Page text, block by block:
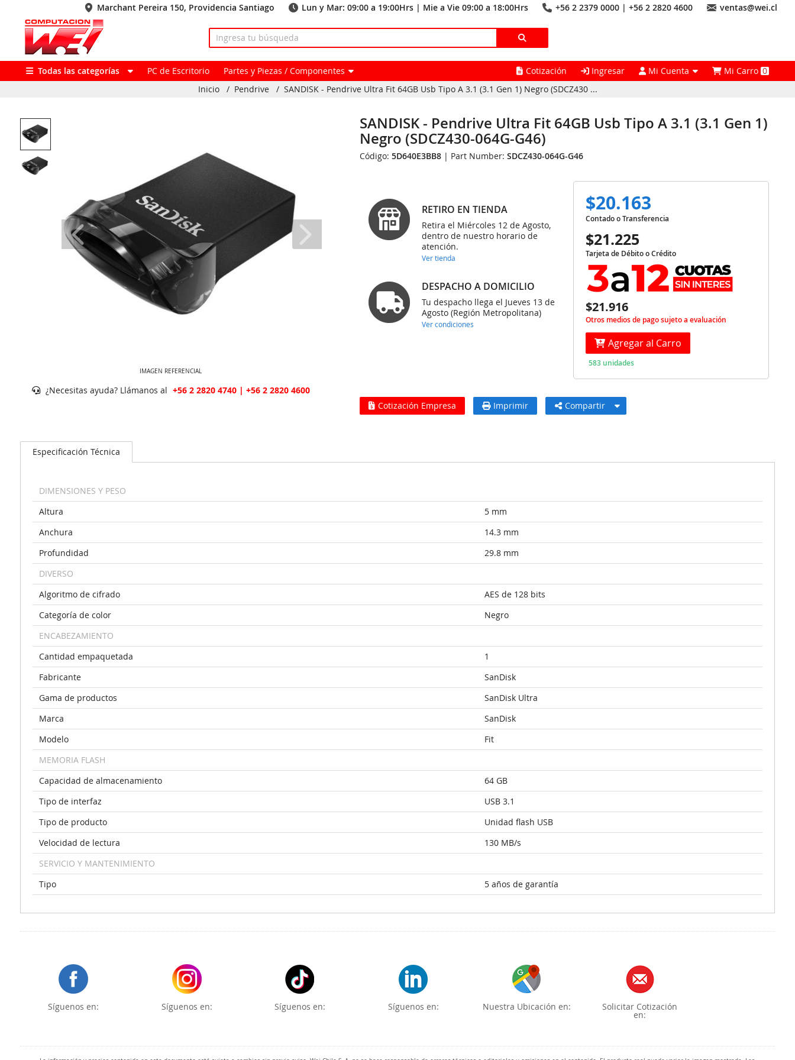
Marchant Pereira 150, Providencia Santiago Lun y Mar: 09:00 a 19:00Hrs | Mie a Vie 09:00 a 18:00Hrs +56 2 2379 0000 | +56 2 2820 4600 ventas@wei.cl
Todas las categorías PC de Escritorio Partes y Piezas / Componentes Cotización Ingresar Mi Cuenta Mi Carro0
Inicio
/ Pendrive / SANDISK - Pendrive Ultra Fit 64GB Usb Tipo A 3.1 (3.1 Gen 1) Negro (SDCZ430 ...
IMAGEN REFERENCIAL
¿Necesitas ayuda? Llámanos al +56 2 2820 4740 | +56 2 2820 4600
SANDISK - Pendrive Ultra Fit 64GB Usb Tipo A 3.1 (3.1 Gen 1)
Negro (SDCZ430-064G-G46)
Código:5D640E3BB8 | Part Number:SDCZ430-064G-G46
RETIRO EN TIENDA
Retira el Miércoles 12 de Agosto,
dentro de nuestro horario de
atención.
Ver tienda
DESPACHO A DOMICILIO
Tu despacho llega el Jueves 13 de
Agosto (Región Metropolitana)
Ver condiciones
$20.163
Contado o Transferencia
$21.225
Tarjeta de Débito o Crédito
$21.916
Otros medios de pago sujeto a evaluación
Agregar al Carro
583 unidades
Cotización Empresa Imprimir Compartir
Especificación Técnica
DIMENSIONES Y PESO
Altura
5 mm
Anchura
14.3 mm
Profundidad
29.8 mm
DIVERSO
Algoritmo de cifrado
AES de 128 bits
Categoría de color
Negro
ENCABEZAMIENTO
Cantidad empaquetada
1
Fabricante
SanDisk
Gama de productos
SanDisk Ultra
Marca
SanDisk
Modelo
Fit
MEMORIA FLASH
Capacidad de almacenamiento
64 GB
Tipo de interfaz
USB 3.1
Tipo de producto
Unidad flash USB
Velocidad de lectura
130 MB/s
SERVICIO Y MANTENIMIENTO
Tipo
5 años de garantía
Síguenos en: Síguenos en: Síguenos en: Síguenos en: Nuestra Ubicación en: Solicitar Cotización
en: